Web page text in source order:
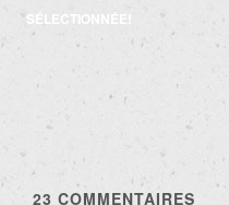
SÉLECTIONNÉE!
23 COMMENTAIRES